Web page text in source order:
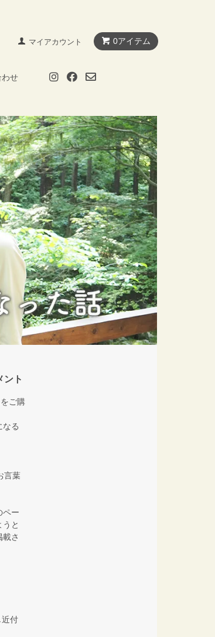
0アイテム
マイアカウント
わせ
ト
ご購
なる
言葉
ペー
と
さ
付